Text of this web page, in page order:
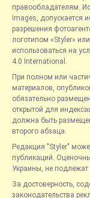
правообладателям.
Images, допускается
разрешения
логотипом «Styler»
использоваться на
4.0 International.
При полном или
материалов,
обязательно
открытой для
должна быть
второго абзаца.
Редакция "Styler"
публикаций.
Украины, не
За достоверность,
законодательства